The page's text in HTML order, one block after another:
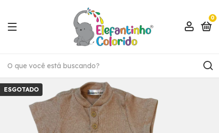
0
ESGOTADO